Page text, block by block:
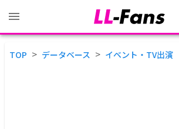
TOP > データベース > イベント・TV出演